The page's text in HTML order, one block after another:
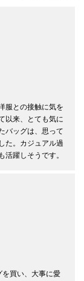
服との接触に気を
以来、とても気に
バッグは、思って
た。カジュアル過
買い、大事に愛